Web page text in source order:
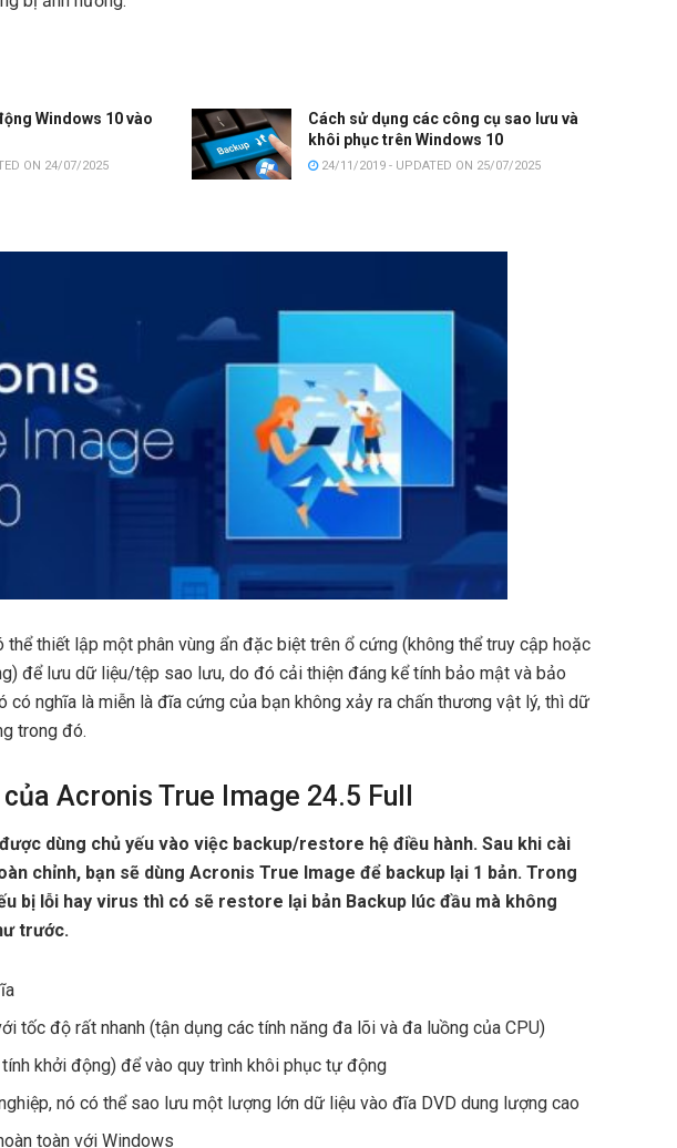
Windows 10 vào
ON 24/07/2025
Cách sử dụng các công cụ sao lưu và
khôi phục trên Windows 10
24/11/2019 - UPDATED ON 25/07/2025
thể thiết lập một phân vùng ẩn đặc biệt trên ổ cứng (không thể truy cập hoặc
để lưu dữ liệu/tệp sao lưu, do đó cải thiện đáng kể tính bảo mật và bảo
nghĩa là miễn là đĩa cứng của bạn không xảy ra chấn thương vật lý, thì dữ
trong đó.
Acronis True Image 24.5 Full
dùng chủ yếu vào việc backup/restore hệ điều hành. Sau khi cài
chỉnh, bạn sẽ dùng Acronis True Image để backup lại 1 bản. Trong
bị lỗi hay virus thì có sẽ restore lại bản Backup lúc đầu mà không
trước.
tốc độ rất nhanh (tận dụng các tính năng đa lõi và đa luồng của CPU)
khởi động) để vào quy trình khôi phục tự động
nó có thể sao lưu một lượng lớn dữ liệu vào đĩa DVD dung lượng cao
toàn với Windows